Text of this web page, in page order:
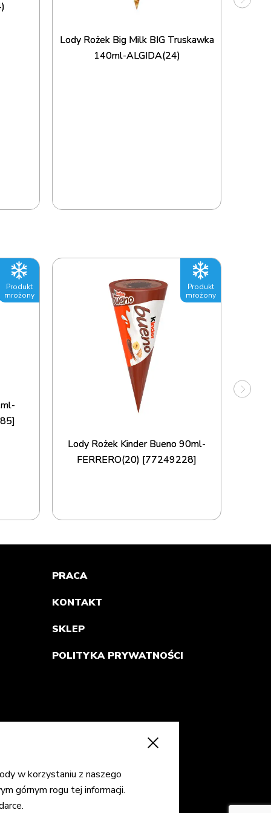
Lody Rożek Big Milk BIG Truskawka
140ml-ALGIDA(24)
Produkt
mrożony
Produkt
mrożony
Lody Rożek Kinder Bueno 90ml-
FERRERO(20) [77249228]
PRACA
KONTAKT
SKLEP
POLITYKA PRYWATNOŚCI
w korzystaniu z naszego
górnym rogu tej informacji.